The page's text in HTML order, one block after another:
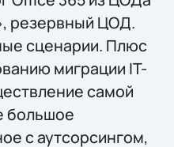
резервный ЦОД.
сценарии. Плюс
миграции IT-
самой
большое
с аутсорсингом,